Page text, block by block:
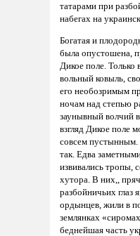
татарами при
набегах на
Богатая и
была опустошена,
Дикое поле. Только
вольный ковыль,
его необозримым
ночам над степью
заунывный волчий
взгляд Дикое поле
совсем
так. Едва
извивались тропы,
хутора. В них,,
разбойничьих глаз
ордынцев, жили в
землянках
беднейшая часть